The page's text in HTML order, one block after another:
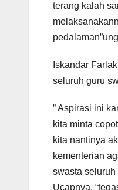
terang kalah
Iskandar
seluruh guru
” Aspirasi ini
kita minta
kita nantinya
kementerian
swasta seluruh
Ucapnya.